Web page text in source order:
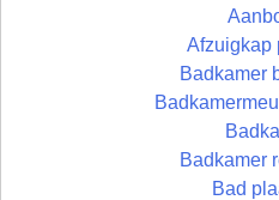
Afzuigkap
Badkamer
Badkamer
Bad